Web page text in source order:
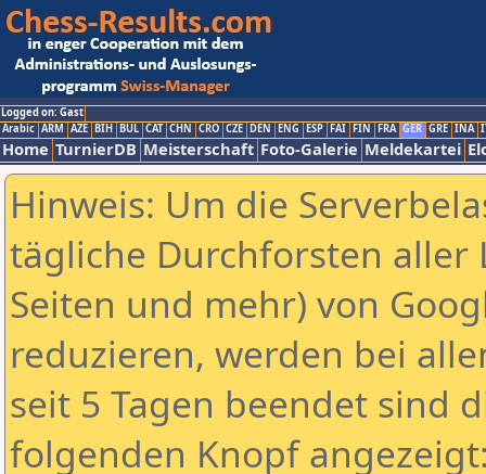
Logged on: Gast
Arabic ARM AZE BIH BUL CAT CHN CRO CZE DEN ENG ESP FAI FIN FRA GER GRE INA
Home TurnierDB Meisterschaft Foto-Galerie Meldekartei
Hinweis: Um die
tägliche Durchforsten aller
Seiten und mehr) von
reduzieren, werden bei
seit 5 Tagen beendet sind
folgenden Knopf